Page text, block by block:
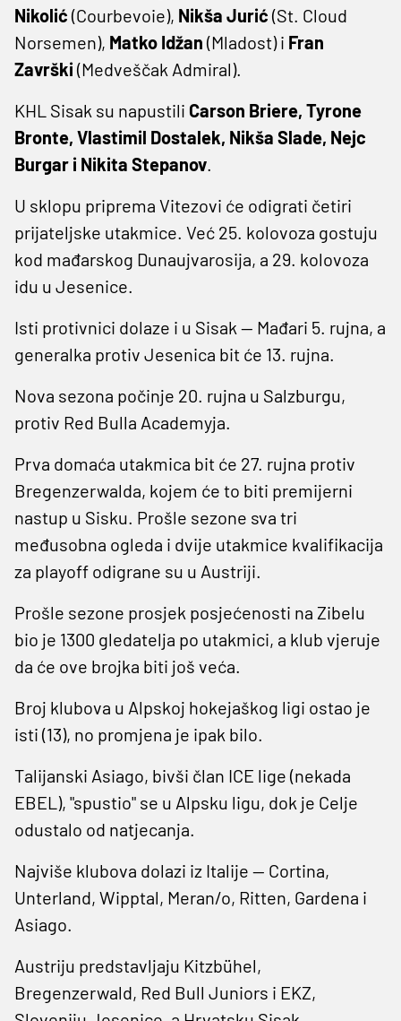
Nikolić (Courbevoie), Nikša Jurić (St. Cloud
Norsemen), Matko Idžan (Mladost) i Fran
Završki (Medveščak Admiral).
KHL Sisak su napustili Carson Briere, Tyrone
Bronte, Vlastimil Dostalek, Nikša Slade, Nejc
Burgar i Nikita Stepanov.
U sklopu priprema Vitezovi će odigrati četiri
prijateljske utakmice. Već 25. kolovoza gostuju
kod mađarskog Dunaujvarosija, a 29. kolovoza
idu u Jesenice.
Isti protivnici dolaze i u Sisak — Mađari 5. rujna, a
generalka protiv Jesenica bit će 13. rujna.
Nova sezona počinje 20. rujna u Salzburgu,
protiv Red Bulla Academyja.
Prva domaća utakmica bit će 27. rujna protiv
Bregenzerwalda, kojem će to biti premijerni
nastup u Sisku. Prošle sezone sva tri
međusobna ogleda i dvije utakmice kvalifikacija
za playoff odigrane su u Austriji.
Prošle sezone prosjek posjećenosti na Zibelu
bio je 1300 gledatelja po utakmici, a klub vjeruje
da će ove brojka biti još veća.
Broj klubova u Alpskoj hokejaškog ligi ostao je
isti (13), no promjena je ipak bilo.
Talijanski Asiago, bivši član ICE lige (nekada
EBEL), "spustio" se u Alpsku ligu, dok je Celje
odustalo od natjecanja.
Najviše klubova dolazi iz Italije — Cortina,
Unterland, Wipptal, Meran/o, Ritten, Gardena i
Asiago.
Austriju predstavljaju Kitzbühel,
Bregenzerwald, Red Bull Juniors i EKZ,